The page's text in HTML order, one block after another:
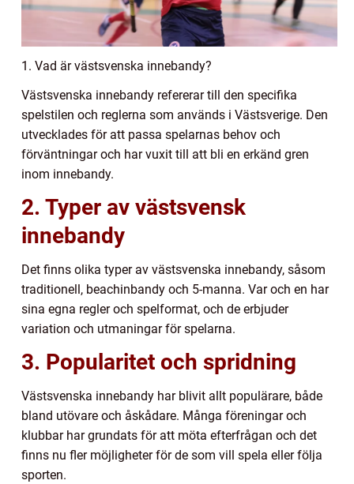
1. Vad är västsvenska innebandy?
Västsvenska innebandy refererar till den specifika
spelstilen och reglerna som används i Västsverige. Den
utvecklades för att passa spelarnas behov och
förväntningar och har vuxit till att bli en erkänd gren
inom innebandy.
2. Typer av västsvensk
innebandy
Det finns olika typer av västsvenska innebandy, såsom
traditionell, beachinbandy och 5-manna. Var och en har
sina egna regler och spelformat, och de erbjuder
variation och utmaningar för spelarna.
3. Popularitet och spridning
Västsvenska innebandy har blivit allt populärare, både
bland utövare och åskådare. Många föreningar och
klubbar har grundats för att möta efterfrågan och det
finns nu fler möjligheter för de som vill spela eller följa
sporten.